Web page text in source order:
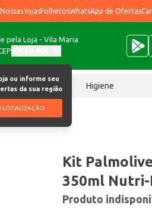
Nossas lojasFolhetosWhatsApp de Ofertas
pela Loja - Vila Maria
ou informe seu
da sua região
LOCALIZAÇÃO
Chocolates Higiene
350ml Nutri Liss
Kit
350ml Nutri-
Produto